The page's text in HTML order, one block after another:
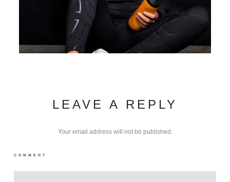
LEAVE A REPLY
Your email address will not be published.
COMMENT